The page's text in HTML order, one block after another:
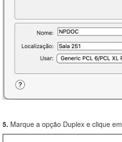
5. Marque a opção Duplex e clique em